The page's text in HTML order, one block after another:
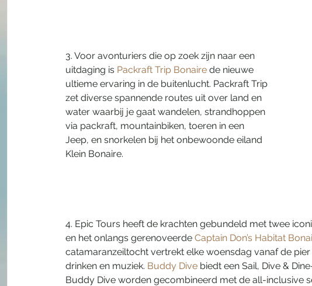
3. Voor avonturiers die op zoek zijn naar een
uitdaging is Packraft Trip Bonaire de nieuwe
ultieme ervaring in de buitenlucht. Packraft Trip
zet diverse spannende routes uit over land en
water waarbij je gaat wandelen, strandhoppen
via packraft, mountainbiken, toeren in een
Jeep, en snorkelen bij het onbewoonde eiland
Klein Bonaire.
4. Epic Tours heeft de krachten gebundeld met twee
en het onlangs gerenoveerde Captain Don’s Habitat
catamaranzeiltocht vertrekt elke woensdag vanaf de pier
drinken en muziek. Buddy Dive biedt een Sail, Dive &
Buddy Dive worden gecombineerd met de all-inclusive